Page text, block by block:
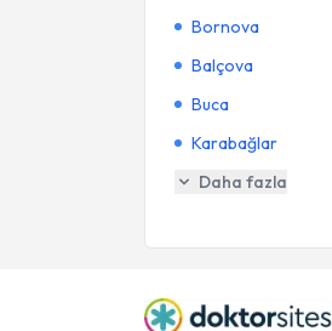
Bornova
Balçova
Buca
Karabağlar
Daha fazla